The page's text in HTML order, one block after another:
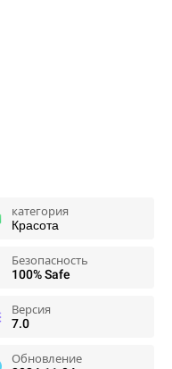
категория
Красота
Безопасность
100% Safe
Версия
7.0
Обновление